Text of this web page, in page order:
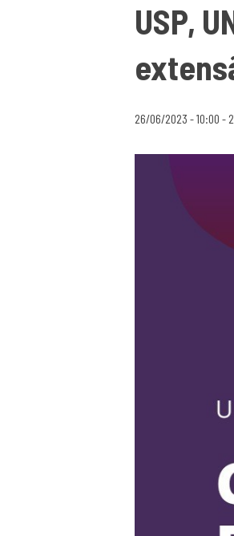
USP,
26/06/2023 - 10:00 -